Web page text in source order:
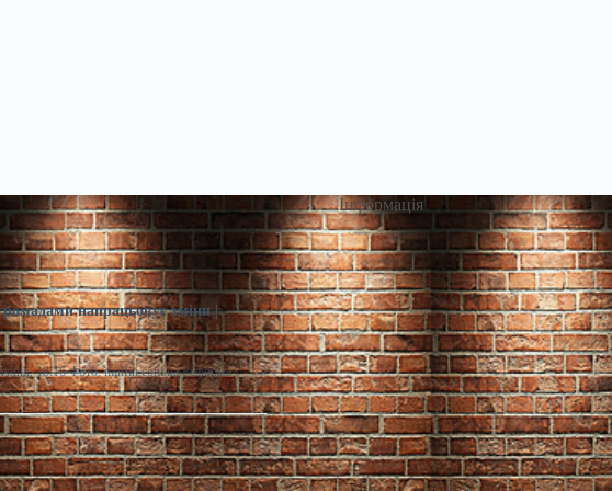
напрацьовує зміни |
18:16 Фото: minfin.com.ua Реформа
Інформація